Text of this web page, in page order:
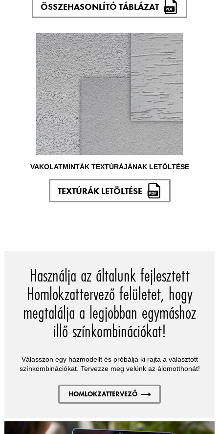
ÖSSZEHASONLÍTÓ TÁBLÁZAT
VAKOLATMINTÁK TEXTÚRÁJÁNAK LETÖLTÉSE
TEXTÚRÁK LETÖLTÉSE
Használja az általunk fejlesztett
Homlokzattervező felületet, hogy
megtalálja a legjobban egymáshoz
illő színkombinációkat!
Válasszon egy házmodellt és próbálja ki rajta a választott
színkombinációkat. Tervezze meg velünk az álomotthonát!
HOMLOKZATTERVEZŐ